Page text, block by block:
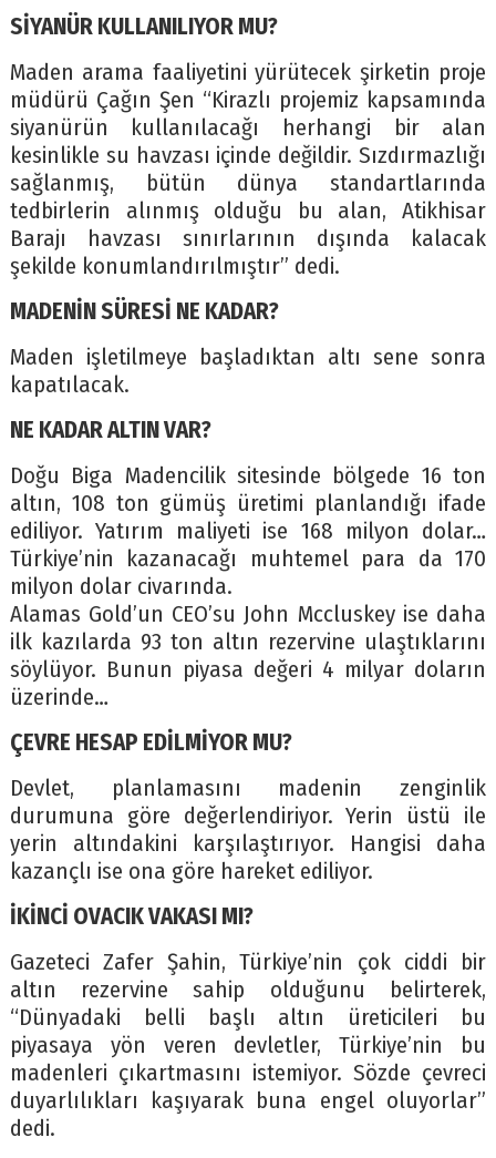
SİYANÜR KULLANILIYOR MU?
Maden arama faaliyetini yürütecek şirketin proje
müdürü Çağın Şen “Kirazlı projemiz kapsamında
siyanürün kullanılacağı herhangi bir alan
kesinlikle su havzası içinde değildir. Sızdırmazlığı
sağlanmış, bütün dünya standartlarında
tedbirlerin alınmış olduğu bu alan, Atikhisar
Barajı havzası sınırlarının dışında kalacak
şekilde konumlandırılmıştır” dedi.
MADENİN SÜRESİ NE KADAR?
Maden işletilmeye başladıktan altı sene sonra
kapatılacak.
NE KADAR ALTIN VAR?
Doğu Biga Madencilik sitesinde bölgede 16 ton
altın, 108 ton gümüş üretimi planlandığı ifade
ediliyor. Yatırım maliyeti ise 168 milyon dolar…
Türkiye’nin kazanacağı muhtemel para da 170
milyon dolar civarında.
Alamas Gold’un CEO’su John Mccluskey ise daha
ilk kazılarda 93 ton altın rezervine ulaştıklarını
söylüyor. Bunun piyasa değeri 4 milyar doların
üzerinde…
ÇEVRE HESAP EDİLMİYOR MU?
Devlet, planlamasını madenin zenginlik
durumuna göre değerlendiriyor. Yerin üstü ile
yerin altındakini karşılaştırıyor. Hangisi daha
kazançlı ise ona göre hareket ediliyor.
İKİNCİ OVACIK VAKASI MI?
Gazeteci Zafer Şahin, Türkiye’nin çok ciddi bir
altın rezervine sahip olduğunu belirterek,
“Dünyadaki belli başlı altın üreticileri bu
piyasaya yön veren devletler, Türkiye’nin bu
madenleri çıkartmasını istemiyor. Sözde çevreci
duyarlılıkları kaşıyarak buna engel oluyorlar”
dedi.